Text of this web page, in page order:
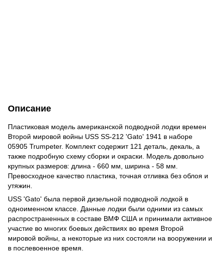
Описание
Пластиковая модель американской подводной лодки времен
Второй мировой войны USS SS-212 'Gato' 1941 в наборе
05905 Trumpeter. Комплект содержит 121 деталь, декаль, а
также подробную схему сборки и окраски. Модель довольно
крупных размеров: длина - 660 мм, ширина - 58 мм.
Превосходное качество пластика, точная отливка без облоя и
утяжин.
USS 'Gato' была первой дизельной подводной лодкой в
одноименном классе. Данные лодки были одними из самых
распространенных в составе ВМФ США и принимали активное
участие во многих боевых действиях во время Второй
мировой войны, а некоторые из них состояли на вооружении и
в послевоенное время.